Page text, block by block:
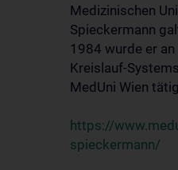
Medizinischen
Spieckermann
1984 wurde er
Kreislauf-
MedUni Wien
https://
spieckermann/